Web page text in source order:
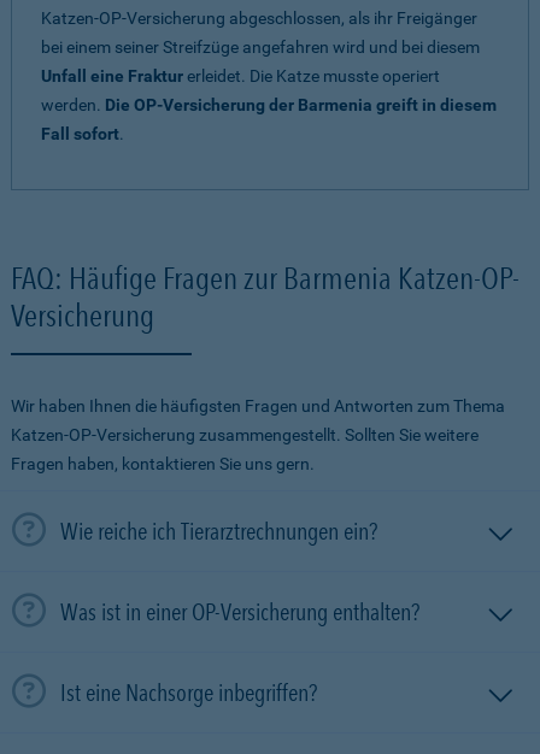
Katzen-OP-Versicherung abgeschlossen, als ihr Freigänger
bei einem seiner Streifzüge angefahren wird und bei diesem
Unfall eine Frakturerleidet. Die Katze musste operiert
werden. Die OP-Versicherung der Barmenia greift in diesem
Fall sofort.
FAQ: Häufige Fragen zur Barmenia Katzen-OP-
Versicherung
Wir haben Ihnen die häufigsten Fragen und Antworten zum Thema
Katzen-OP-Versicherung zusammengestellt. Sollten Sie weitere
Fragen haben, kontaktieren Sie uns gern.
Wie reiche ich Tierarztrechnungen ein?
Was ist in einer OP-Versicherung enthalten?
Ist eine Nachsorge inbegriffen?